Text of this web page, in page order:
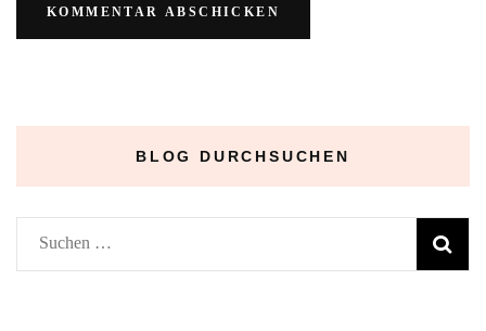
BLOG DURCHSUCHEN
Suchen
nach: